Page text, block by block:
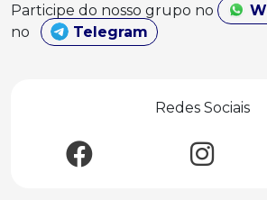
Participe do nosso grupo no
no
Telegram
Redes Sociais